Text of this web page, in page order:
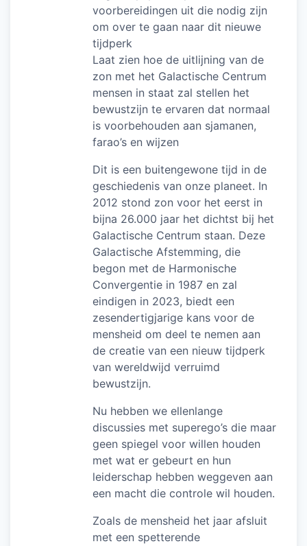
voorbereidingen uit die nodig zijn
om over te gaan naar dit nieuwe
tijdperk
Laat zien hoe de uitlijning van de
zon met het Galactische Centrum
mensen in staat zal stellen het
bewustzijn te ervaren dat normaal
is voorbehouden aan sjamanen,
farao’s en wijzen
Dit is een buitengewone tijd in de
geschiedenis van onze planeet. In
2012 stond zon voor het eerst in
bijna 26.000 jaar het dichtst bij het
Galactische Centrum staan. Deze
Galactische Afstemming, die
begon met de Harmonische
Convergentie in 1987 en zal
eindigen in 2023, biedt een
zesendertigjarige kans voor de
mensheid om deel te nemen aan
de creatie van een nieuw tijdperk
van wereldwijd verruimd
bewustzijn.
Nu hebben we ellenlange
discussies met superego’s die maar
geen spiegel voor willen houden
met wat er gebeurt en hun
leiderschap hebben weggeven aan
een macht die controle wil houden.
Zoals de mensheid het jaar afsluit
met een spetterende